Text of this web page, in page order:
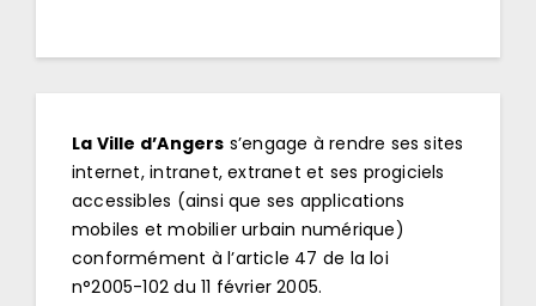
La Ville d’Angers s’engage à rendre ses sites
internet, intranet, extranet et ses progiciels
accessibles (ainsi que ses applications
mobiles et mobilier urbain numérique)
conformément à l’article 47 de la loi
n°2005-102 du 11 février 2005.